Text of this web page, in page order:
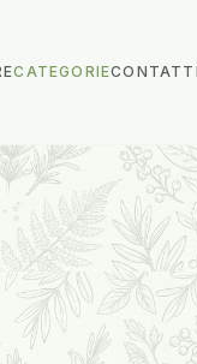
CATEGORIECONTATTI